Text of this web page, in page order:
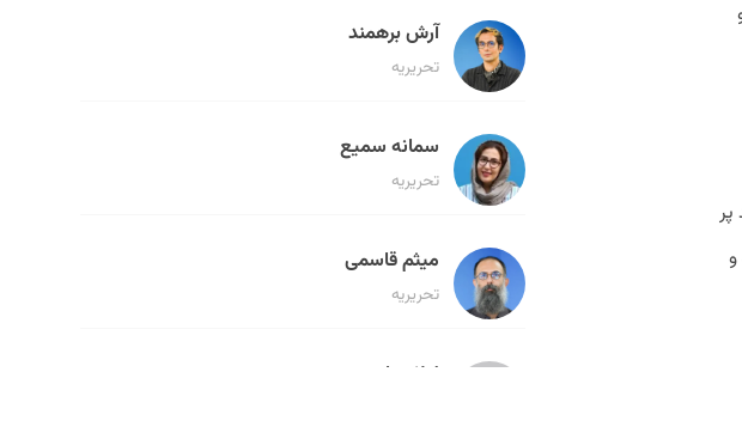
پر
آرش برهمند
تحریریه
سمانه سمیع
تحریریه
میثم قاسمی
تحریریه
لیلا حنارود